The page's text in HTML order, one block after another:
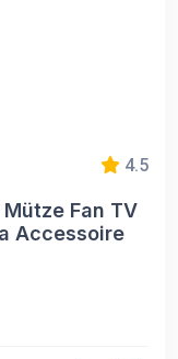
4.5
Fan TV
Accessoire